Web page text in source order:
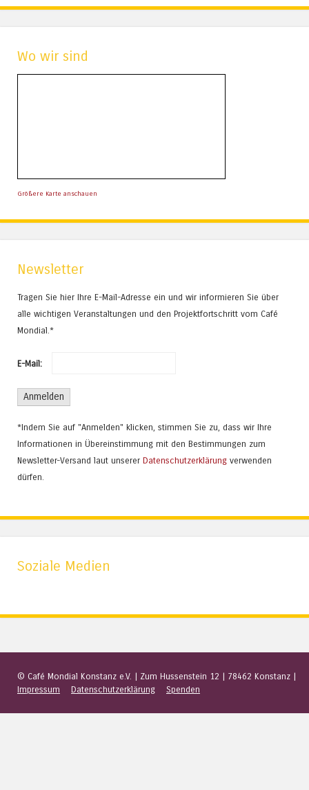
Wo wir sind
Größere Karte anschauen
Newsletter
Tragen Sie hier Ihre E-Mail-Adresse ein und wir informieren Sie über
alle wichtigen Veranstaltungen und den Projektfortschritt vom Café
Mondial.*
E-Mail:
*Indem Sie auf "Anmelden" klicken, stimmen Sie zu, dass wir Ihre
Informationen in Übereinstimmung mit den Bestimmungen zum
Newsletter-Versand laut unserer Datenschutzerklärung verwenden
dürfen.
Soziale Medien
© Café Mondial Konstanz e.V. | Zum Hussenstein 12 | 78462 Konstanz |
Impressum
Datenschutzerklärung Spenden